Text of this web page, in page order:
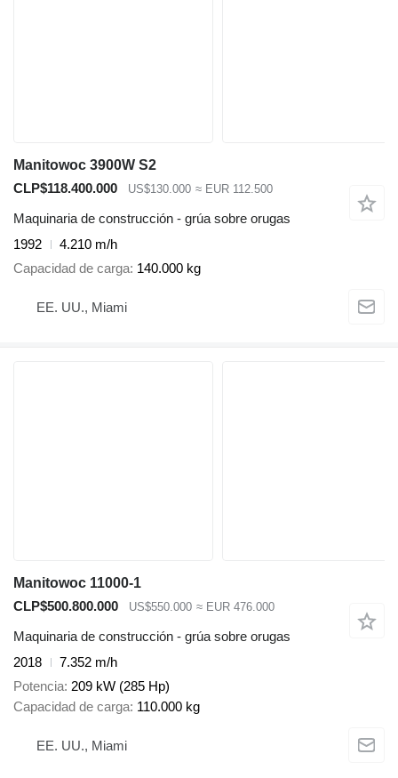
Manitowoc 3900W S2
CLP$118.400.000
US$130.000 ≈ EUR 112.500
Maquinaria de construcción - grúa sobre orugas
1992
4.210 m/h
Capacidad de carga 140.000 kg
EE. UU., Miami
Manitowoc 11000-1
CLP$500.800.000
US$550.000 ≈ EUR 476.000
Maquinaria de construcción - grúa sobre orugas
2018
7.352 m/h
Potencia 209 kW (285 Hp)
Capacidad de carga 110.000 kg
EE. UU., Miami